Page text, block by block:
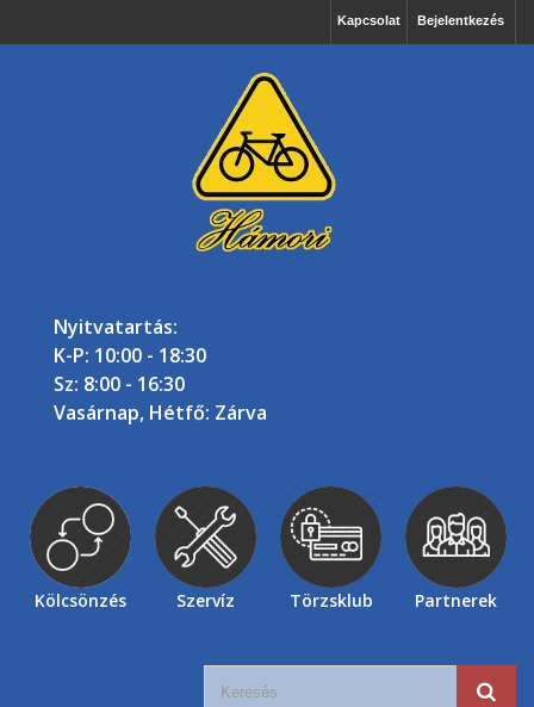
Bejelentkezés
Kapcsolat
Nyitvatartás:
K-P: 10:00 - 18:30
Sz: 8:00 - 16:30
Vasárnap, Hétfő: Zárva
Kölcsönzés Szervíz Törzsklub Partnerek